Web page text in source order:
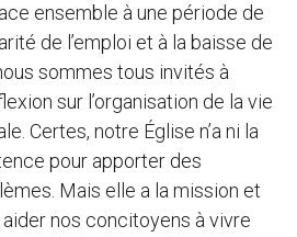
ensemble à une période de
de l’emploi et à la baisse de
sommes tous invités à
sur l’organisation de la vie
Certes, notre Église n’a ni la
pour apporter des
Mais elle a la mission et
nos concitoyens à vivre